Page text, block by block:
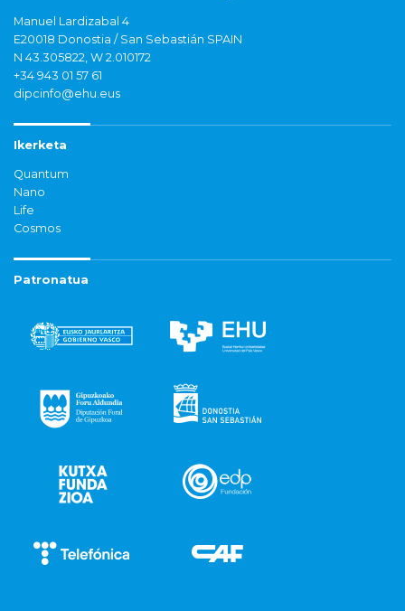
Manuel Lardizabal 4
E20018 Donostia / San Sebastián SPAIN
N 43.305822, W 2.010172
+34 943 01 57 61
dipcinfo@ehu.eus
Ikerketa
Quantum
Nano
Life
Cosmos
Patronatua